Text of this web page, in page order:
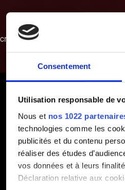
Consentement
Utilisation responsable de
Nous et nos 1022
technologies comme les
publicités et du contenu
réaliser des études
vos données et à leurs
Déclaration relative aux
vidéo